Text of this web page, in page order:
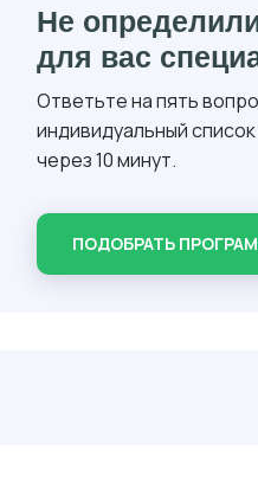
Не
для вас
Ответьте на пять
индивидуальный
через 10 минут.
ПОДОБРАТЬ